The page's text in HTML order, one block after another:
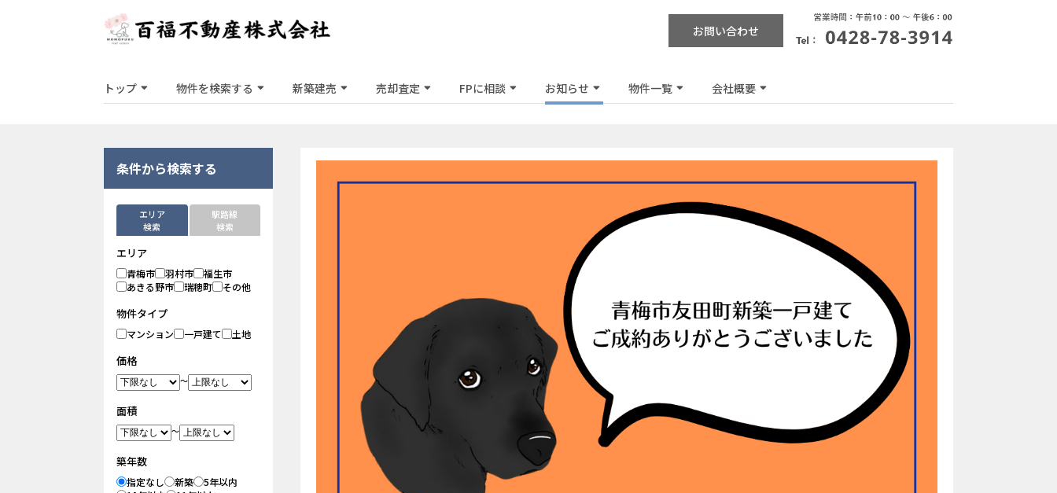
お問い合わせ
トップ 物件を検索する 新築建売 売却査定 FPに相談 お知らせ 物件一覧 会社概要
条件から検索する
エリア
検索
駅路線
検索
エリア
青梅市 羽村市
福生市
あきる野市
瑞穂町 その他
物件タイプ
マンション 一戸建て 土地
価格
～
面積
～
築年数
指定なし 新築
5年以内